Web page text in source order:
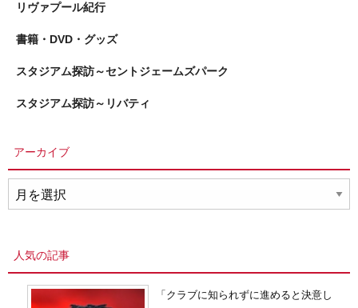
リヴァプール紀行
書籍・DVD・グッズ
スタジアム探訪～セントジェームズパーク
スタジアム探訪～リバティ
アーカイブ
ー
人気の記事
「クラブに知られずに進めると決意し